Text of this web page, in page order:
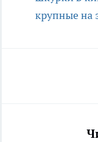
крупные на